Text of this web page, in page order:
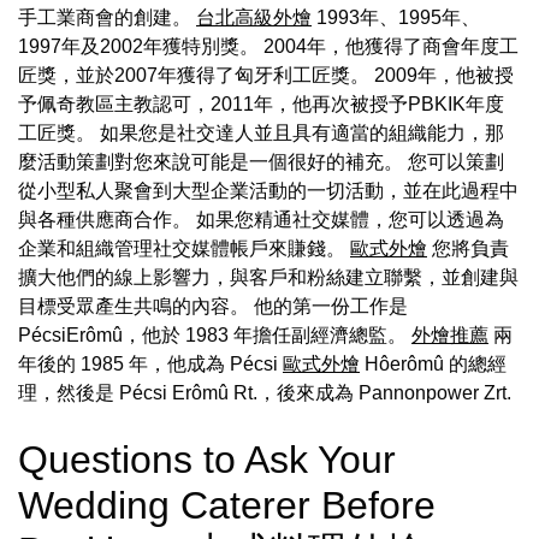
手工業商會的創建。 台北高級外燴 1993年、1995年、
1997年及2002年獲特別獎。 2004年，他獲得了商會年度工
匠獎，並於2007年獲得了匈牙利工匠獎。 2009年，他被授
予佩奇教區主教認可，2011年，他再次被授予PBKIK年度
工匠獎。 如果您是社交達人並且具有適當的組織能力，那
麼活動策劃對您來說可能是一個很好的補充。 您可以策劃
從小型私人聚會到大型企業活動的一切活動，並在此過程中
與各種供應商合作。 如果您精通社交媒體，您可以透過為
企業和組織管理社交媒體帳戶來賺錢。
歐式外燴 您將負責
擴大他們的線上影響力，與客戶和粉絲建立聯繫，並創建與
目標受眾產生共鳴的內容。 他的第一份工作是
PécsiErômû，他於 1983 年擔任副經濟總監。 外燴推薦 兩
年後的 1985 年，他成為 Pécsi 歐式外燴 Hôerômû 的總經
理，然後是 Pécsi Erômû Rt.，後來成為 Pannonpower Zrt.
Questions to Ask Your
Wedding Caterer Before